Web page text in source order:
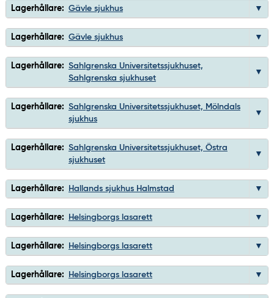
Lagerhållare: Gävle sjukhus
Lagerhållare: Gävle sjukhus
Lagerhållare: Sahlgrenska Universitetssjukhuset,
Sahlgrenska sjukhuset
Lagerhållare: Sahlgrenska Universitetssjukhuset, Mölndals
sjukhus
Lagerhållare: Sahlgrenska Universitetssjukhuset, Östra
sjukhuset
Lagerhållare: Hallands sjukhus Halmstad
Lagerhållare: Helsingborgs lasarett
Lagerhållare: Helsingborgs lasarett
Lagerhållare: Helsingborgs lasarett